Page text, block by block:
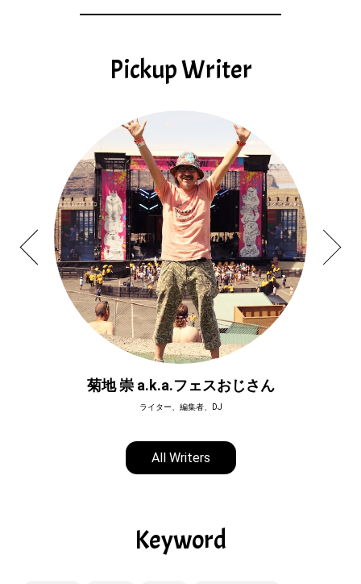
Pickup Writer
菊地 崇 a.k.a.フェスおじさん
ライター、編集者、DJ
All Writers
Keyword